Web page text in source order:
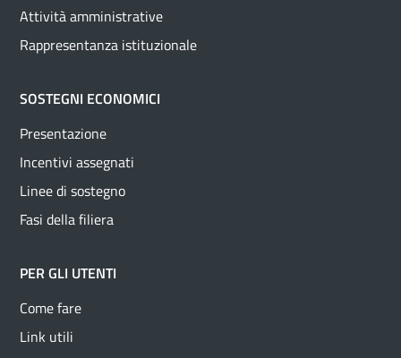
Attività amministrative
Rappresentanza istituzionale
SOSTEGNI ECONOMICI
Presentazione
Incentivi assegnati
Linee di sostegno
Fasi della filiera
PER GLI UTENTI
Come fare
Link utili